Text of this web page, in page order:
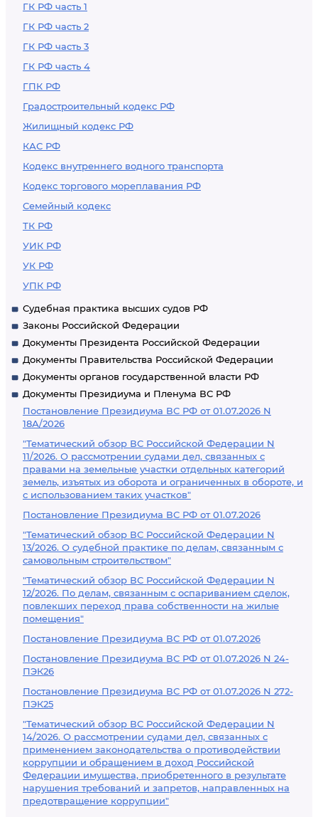
ГК РФ часть 1
ГК РФ часть 2
ГК РФ часть 3
ГК РФ часть 4
ГПК РФ
Градостроительный кодекс РФ
Жилищный кодекс РФ
КАС РФ
Кодекс внутреннего водного транспорта
Кодекс торгового мореплавания РФ
Семейный кодекс
ТК РФ
УИК РФ
УК РФ
УПК РФ
Судебная практика высших судов РФ
Законы Российской Федерации
Документы Президента Российской Федерации
Документы Правительства Российской Федерации
Документы органов государственной власти РФ
Документы Президиума и Пленума ВС РФ
Постановление Президиума ВС РФ от 01.07.2026 N
18А/2026
"Тематический обзор ВС Российской Федерации N
11/2026. О рассмотрении судами дел, связанных с
правами на земельные участки отдельных категорий
земель, изъятых из оборота и ограниченных в обороте, и
с использованием таких участков"
Постановление Президиума ВС РФ от 01.07.2026
"Тематический обзор ВС Российской Федерации N
13/2026. О судебной практике по делам, связанным с
самовольным строительством"
"Тематический обзор ВС Российской Федерации N
12/2026. По делам, связанным с оспариванием сделок,
повлекших переход права собственности на жилые
помещения"
Постановление Президиума ВС РФ от 01.07.2026
Постановление Президиума ВС РФ от 01.07.2026 N 24-
ПЭК26
Постановление Президиума ВС РФ от 01.07.2026 N 272-
ПЭК25
"Тематический обзор ВС Российской Федерации N
14/2026. О рассмотрении судами дел, связанных с
применением законодательства о противодействии
коррупции и обращением в доход Российской
Федерации имущества, приобретенного в результате
нарушения требований и запретов, направленных на
предотвращение коррупции"